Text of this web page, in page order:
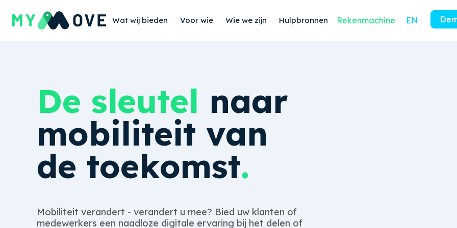
Wat wij bieden Voor wie Wie we zijn Hulpbronnen Rekenmachine EN
De sleutel naar
mobiliteit van
de toekomst.
Mobiliteit verandert - verandert u mee? Bied uw klanten of
medewerkers een naadloze digitale ervaring bij het delen of